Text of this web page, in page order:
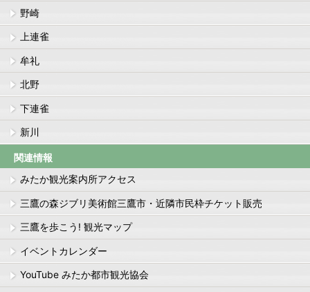
野崎
上連雀
牟礼
北野
下連雀
新川
関連情報
みたか観光案内所アクセス
三鷹の森ジブリ美術館三鷹市・近隣市民枠チケット販売
三鷹を歩こう! 観光マップ
イベントカレンダー
YouTube みたか都市観光協会